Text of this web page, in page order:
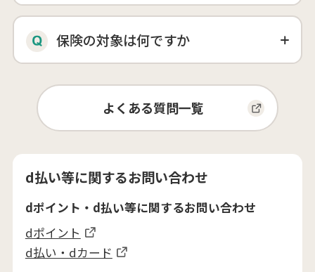
保険の対象は何ですか
よくある質問一覧
d払い等に関するお問い合わせ
dポイント・d払い等に関するお問い合わせ
dポイント
d払い・dカード